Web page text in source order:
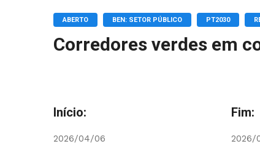
ABERTO BEN: SETOR PÚBLICO PT2030
Corredores verdes em
Início:
2026/04/06
Fim:
2026/